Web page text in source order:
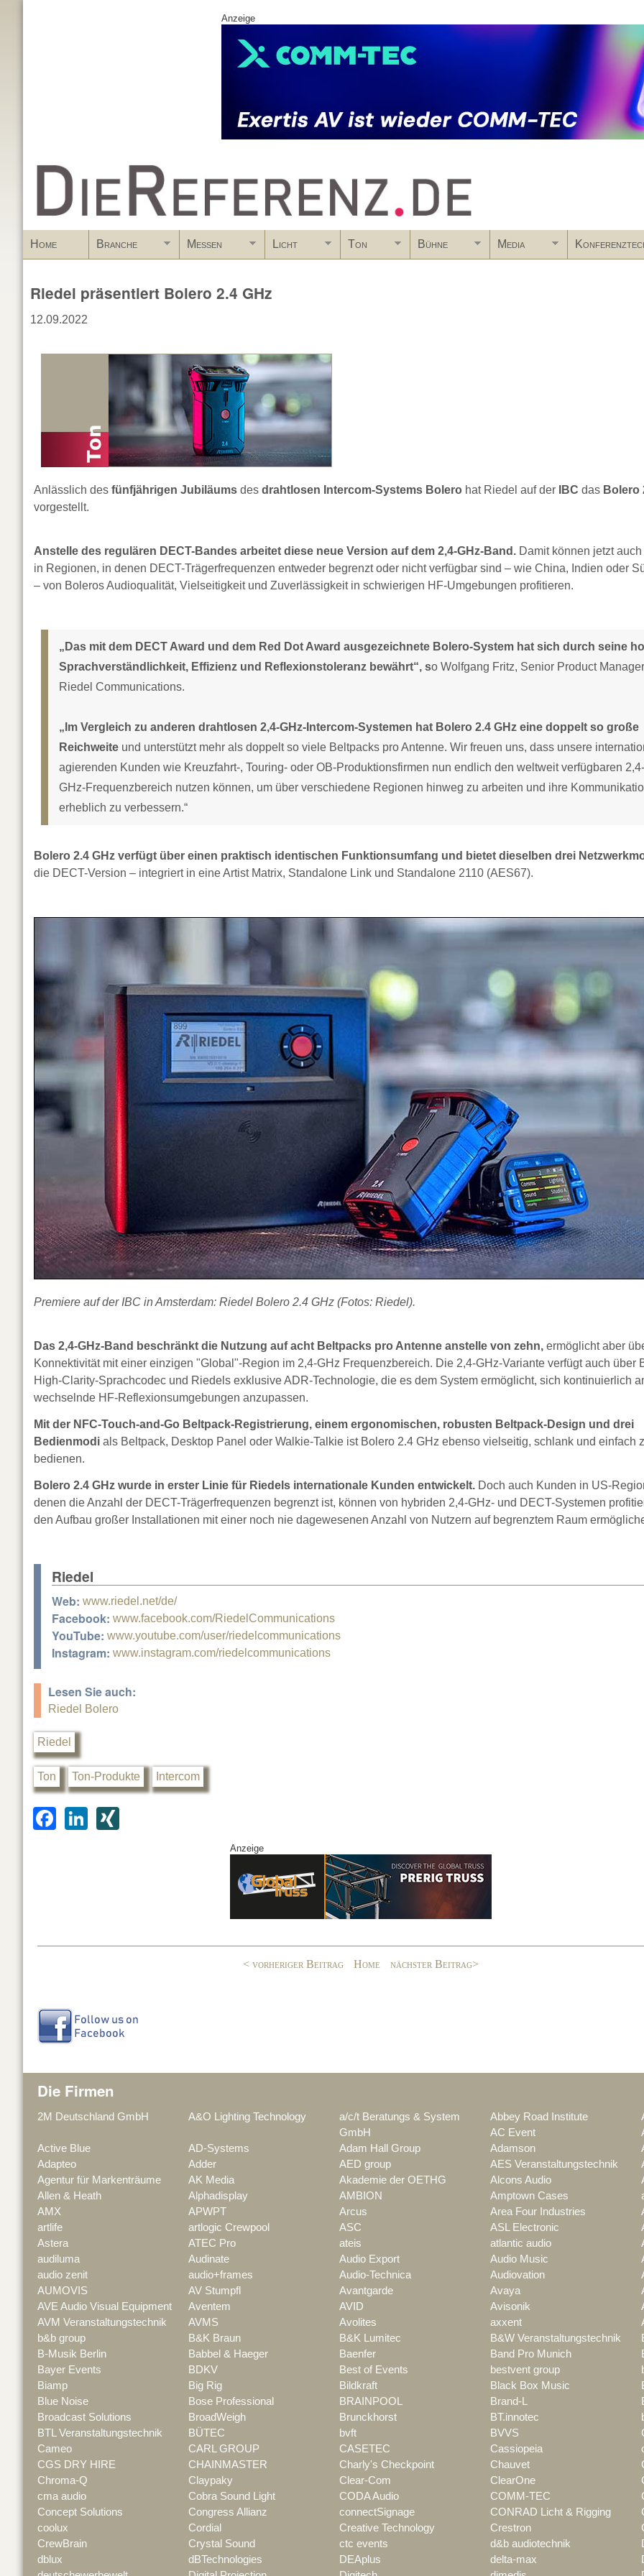
Anzeige
www.DieReferenz.de
Home Branche Messen Licht Ton Bühne Media
Riedel präsentiert Bolero 2.4 GHz
12.09.2022
Anlässlich des fünfjährigen Jubiläums des drahtlosen Intercom-Systems Bolero hat Riedel auf der IBC das Bolero
vorgestellt.
Anstelle des regulären DECT-Bandes arbeitet diese neue Version auf dem 2,4-GHz-Band. Damit können jetzt
in Regionen, in denen DECT-Trägerfrequenzen entweder begrenzt oder nicht verfügbar sind – wie China, Indien oder
– von Boleros Audioqualität, Vielseitigkeit und Zuverlässigkeit in schwierigen HF-Umgebungen profitieren.
„Das mit dem DECT Award und dem Red Dot Award ausgezeichnete Bolero-System hat sich durch seine
Sprachverständlichkeit, Effizienz und Reflexionstoleranz bewährt“, so Wolfgang Fritz, Senior Product
Riedel Communications.
„Im Vergleich zu anderen drahtlosen 2,4-GHz-Intercom-Systemen hat Bolero 2.4 GHz eine doppelt so große
Reichweite und unterstützt mehr als doppelt so viele Beltpacks pro Antenne. Wir freuen uns, dass unsere
agierenden Kunden wie Kreuzfahrt-, Touring- oder OB-Produktionsfirmen nun endlich den weltweit verfügbaren 2,4-
GHz-Frequenzbereich nutzen können, um über verschiedene Regionen hinweg zu arbeiten und ihre
erheblich zu verbessern.“
Bolero 2.4 GHz verfügt über einen praktisch identischen Funktionsumfang und bietet dieselben drei
die DECT-Version – integriert in eine Artist Matrix, Standalone Link und Standalone 2110 (AES67).
Premiere auf der IBC in Amsterdam: Riedel Bolero 2.4 GHz (Fotos: Riedel).
Das 2,4-GHz-Band beschränkt die Nutzung auf acht Beltpacks pro Antenne anstelle von zehn, ermöglicht aber
Konnektivität mit einer einzigen "Global"-Region im 2,4-GHz Frequenzbereich. Die 2,4-GHz-Variante verfügt auch über
High-Clarity-Sprachcodec und Riedels exklusive ADR-Technologie, die es dem System ermöglicht, sich kontinuierlich
wechselnde HF-Reflexionsumgebungen anzupassen.
Mit der NFC-Touch-and-Go Beltpack-Registrierung, einem ergonomischen, robusten Beltpack-Design und drei
Bedienmodi als Beltpack, Desktop Panel oder Walkie-Talkie ist Bolero 2.4 GHz ebenso vielseitig, schlank und einfach
bedienen.
Bolero 2.4 GHz wurde in erster Linie für Riedels internationale Kunden entwickelt. Doch auch Kunden in US-
denen die Anzahl der DECT-Trägerfrequenzen begrenzt ist, können von hybriden 2,4-GHz- und DECT-Systemen
den Aufbau großer Installationen mit einer noch nie dagewesenen Anzahl von Nutzern auf begrenztem Raum
Riedel
Web: www.riedel.net/de/
Facebook: www.facebook.com/RiedelCommunications
YouTube: www.youtube.com/user/riedelcommunications
Instagram: www.instagram.com/riedelcommunications
Lesen Sie auch:
Riedel Bolero
Riedel
Ton Ton-Produkte Intercom
F
o
Li
Anzeige
< vorheriger Beitrag Home nächster Beitrag>
Die Firmen
2M Deutschland GmbH A&O Lighting Technology
a/c/t Beratungs & System
GmbH
Abbey Road Institute
AC Event
Active Blue
AD-Systems Adam Hall Group Adamson
Adapteo
Adder AED group AES Veranstaltungstechnik
Agentur für Markenträume
AK Media Akademie der OETHG Alcons Audio
Allen & Heath
Alphadisplay AMBION Amptown Cases
AMX
APWPT Arcus Area Four Industries
artlife
artlogic Crewpool ASC ASL Electronic
Astera
ATEC Pro ateis atlantic audio
audiluma
Audinate Audio Export Audio Music
audio zenit
audio+frames Audio-Technica Audiovation
AUMOVIS
AV Stumpfl Avantgarde Avaya
AVE Audio Visual Equipment
Aventem AVID Avisonik
AVM Veranstaltungstechnik
AVMS Avolites axxent
b&b group
B&K Braun B&K Lumitec B&W Veranstaltungstechnik
B-Musik Berlin
Babbel & Haeger Baenfer Band Pro Munich
Bayer Events
BDKV Best of Events bestvent group
Biamp
Big Rig Bildkraft Black Box Music
Blue Noise
Bose Professional BRAINPOOL Brand-L
Broadcast Solutions
BroadWeigh Brunckhorst BT.innotec
BTL Veranstaltungstechnik
BÜTEC bvft BVVS
Cameo
CARL GROUP CASETEC Cassiopeia
CGS DRY HIRE
CHAINMASTER Charly's Checkpoint Chauvet
Chroma-Q
Claypaky Clear-Com ClearOne
cma audio
Cobra Sound Light CODA Audio COMM-TEC
Concept Solutions
Congress Allianz connectSignage CONRAD Licht & Rigging
coolux
Cordial Creative Technology Crestron
CrewBrain
Crystal Sound ctc events d&b audiotechnik
dblux
dBTechnologies DEAplus delta-max